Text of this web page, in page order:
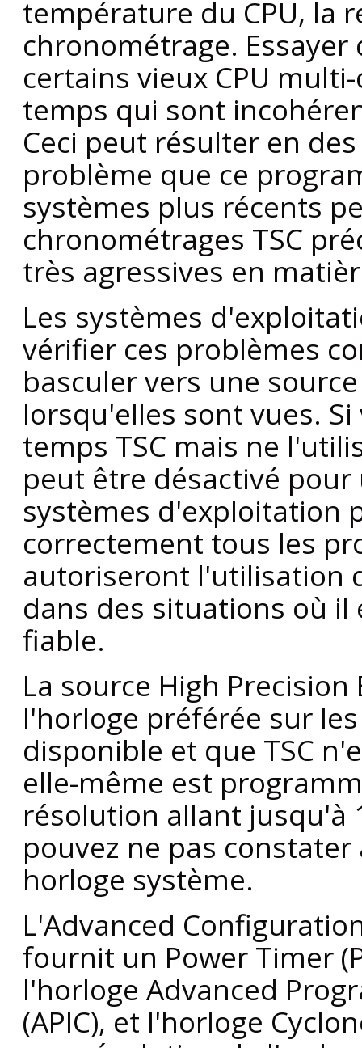
température du CPU, la
chronométrage.
certains vieux CPU
temps qui sont
Ceci peut résulter en
problème que ce
systèmes plus récents
chronométrages TSC
très agressives en
Les systèmes
vérifier ces problèmes
basculer vers une
lorsqu'elles sont vues.
temps TSC mais ne
peut être désactivé
systèmes d'exploitation
correctement tous les
autoriseront l'utilisation
dans des situations où
fiable.
La source High Precision
l'horloge préférée sur
disponible et que TSC
elle-même est
résolution allant jusqu'à
pouvez ne pas
horloge système.
L'Advanced
fournit un Power Timer
l'horloge Advanced
(APIC), et l'horloge